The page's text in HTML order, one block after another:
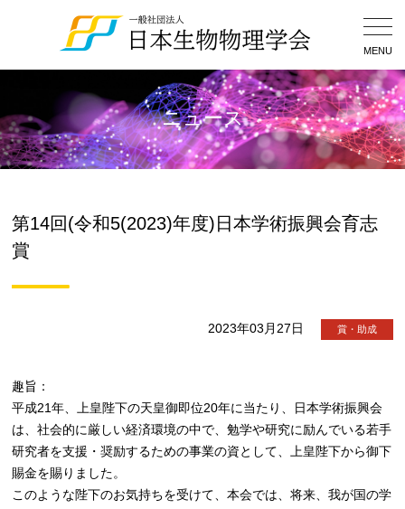
MENU
ニュース
第14回(令和5(2023)年度)日本学術振興会育志
賞
2023年03月27日 賞・助成
趣旨：
平成21年、上皇陛下の天皇御即位20年に当たり、日本学術振興会
は、社会的に厳しい経済環境の中で、勉学や研究に励んでいる若手
研究者を支援・奨励するための事業の資として、上皇陛下から御下
賜金を賜りました。
このような陛下のお気持ちを受けて、本会では、将来、我が国の学